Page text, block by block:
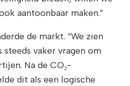
aantoonbaar maken.”
de markt. “We zien
vaker vragen om
Na de CO₂-
dit als een logische